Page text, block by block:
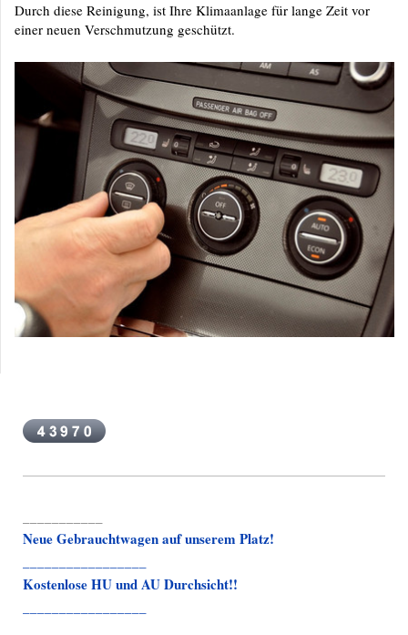
Durch diese Reinigung, ist Ihre Klimaanlage für lange Zeit vor
einer neuen Verschmutzung geschützt.
Neue Gebrauchtwagen auf unserem Platz!
Kostenlose HU und AU Durchsicht!!